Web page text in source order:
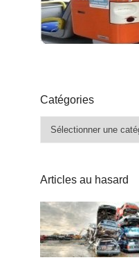
Catégories
Catégories
Articles au hasard